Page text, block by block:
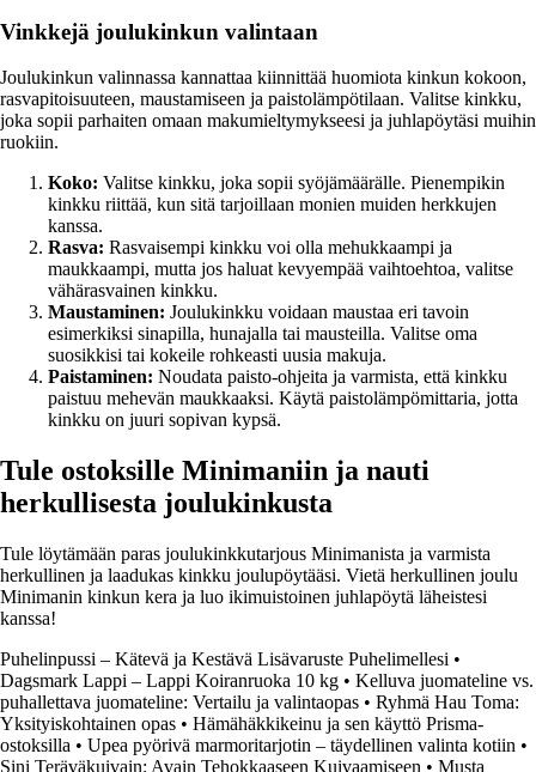
Vinkkejä joulukinkun valintaan
Joulukinkun valinnassa kannattaa kiinnittää huomiota kinkun kokoon,
rasvapitoisuuteen, maustamiseen ja paistolämpötilaan. Valitse kinkku,
joka sopii parhaiten omaan makumieltymykseesi ja juhlapöytäsi muihin
ruokiin.
Koko: Valitse kinkku, joka sopii syöjämäärälle. Pienempikin
kinkku riittää, kun sitä tarjoillaan monien muiden herkkujen
kanssa.
Rasva: Rasvaisempi kinkku voi olla mehukkaampi ja
maukkaampi, mutta jos haluat kevyempää vaihtoehtoa, valitse
vähärasvainen kinkku.
Maustaminen: Joulukinkku voidaan maustaa eri tavoin
esimerkiksi sinapilla, hunajalla tai mausteilla. Valitse oma
suosikkisi tai kokeile rohkeasti uusia makuja.
Paistaminen: Noudata paisto-ohjeita ja varmista, että kinkku
paistuu mehevän maukkaaksi. Käytä paistolämpömittaria, jotta
kinkku on juuri sopivan kypsä.
Tule ostoksille Minimaniin ja nauti
herkullisesta joulukinkusta
Tule löytämään paras joulukinkkutarjous Minimanista ja varmista
herkullinen ja laadukas kinkku joulupöytääsi. Vietä herkullinen joulu
Minimanin kinkun kera ja luo ikimuistoinen juhlapöytä läheistesi
kanssa!
Puhelinpussi – Kätevä ja Kestävä Lisävaruste Puhelimellesi •
Dagsmark Lappi – Lappi Koiranruoka 10 kg • Kelluva juomateline vs.
puhallettava juomateline: Vertailu ja valintaopas • Ryhmä Hau Toma:
Yksityiskohtainen opas • Hämähäkkikeinu ja sen käyttö Prisma-
ostoksilla • Upea pyörivä marmoritarjotin – täydellinen valinta kotiin •
Sini Teräväkuivain: Avain Tehokkaaseen Kuivaamiseen • Musta